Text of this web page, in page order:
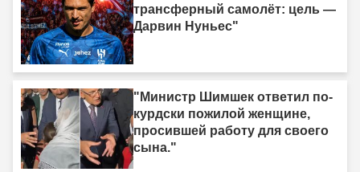
трансферный самолёт: цель —
Дарвин Нуньес"
"Министр Шимшек ответил по-
курдски пожилой женщине,
просившей работу для своего
сына."